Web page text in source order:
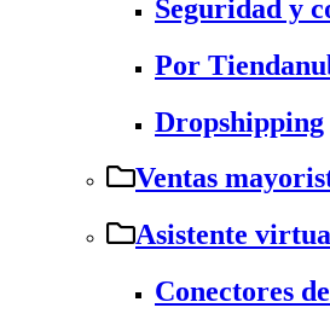
Seguridad y
Por
Dropshipping
Ventas
Asistente
Conectores